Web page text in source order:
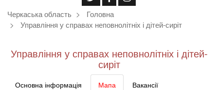
Черкаська область
Головна
Управління у справах неповнолітніх і дітей-сиріт
Управління у справах неповнолітніх і дітей-
сиріт
Основна інформація Мапа Вакансії